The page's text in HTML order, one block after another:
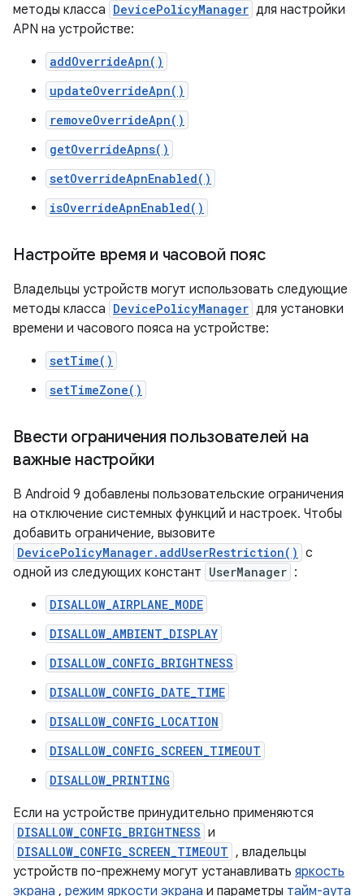
методы класса DevicePolicyManager для настройки
APN на устройстве:
addOverrideApn()
updateOverrideApn()
removeOverrideApn()
getOverrideApns()
setOverrideApnEnabled()
isOverrideApnEnabled()
Настройте время и часовой пояс
Владельцы устройств могут использовать следующие
методы класса DevicePolicyManager для установки
времени и часового пояса на устройстве:
setTime()
setTimeZone()
Ввести ограничения пользователей на
важные настройки
В Android 9 добавлены пользовательские ограничения
на отключение системных функций и настроек. Чтобы
добавить ограничение, вызовите
DevicePolicyManager.addUserRestriction() с
одной из следующих констант UserManager :
DISALLOW_AIRPLANE_MODE
DISALLOW_AMBIENT_DISPLAY
DISALLOW_CONFIG_BRIGHTNESS
DISALLOW_CONFIG_DATE_TIME
DISALLOW_CONFIG_LOCATION
DISALLOW_CONFIG_SCREEN_TIMEOUT
DISALLOW_PRINTING
Если на устройстве принудительно применяются
DISALLOW_CONFIG_BRIGHTNESS и
DISALLOW_CONFIG_SCREEN_TIMEOUT , владельцы
устройств по-прежнему могут устанавливать яркость
экрана , режим яркости экрана и параметры тайм-аута